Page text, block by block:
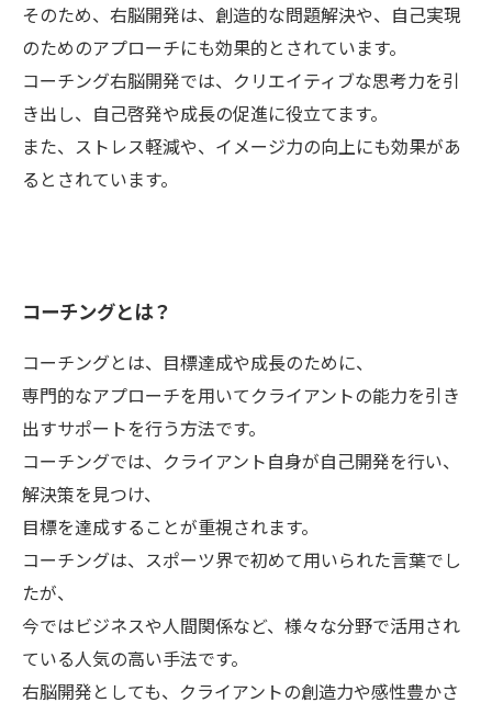
そのため、右脳開発は、創造的な問題解決や、自己実現
のためのアプローチにも効果的とされています。
コーチング右脳開発では、クリエイティブな思考力を引
き出し、自己啓発や成長の促進に役立てます。
また、ストレス軽減や、イメージ力の向上にも効果があ
るとされています。
コーチングとは？
コーチングとは、目標達成や成長のために、
専門的なアプローチを用いてクライアントの能力を引き
出すサポートを行う方法です。
コーチングでは、クライアント自身が自己開発を行い、
解決策を見つけ、
目標を達成することが重視されます。
コーチングは、スポーツ界で初めて用いられた言葉でし
たが、
今ではビジネスや人間関係など、様々な分野で活用され
ている人気の高い手法です。
右脳開発としても、クライアントの創造力や感性豊かさ